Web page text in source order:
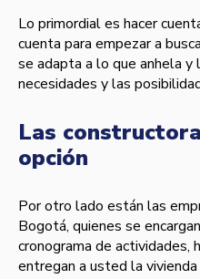
Lo primordial es hacer
cuenta para empezar a
se adapta a lo que anhela y
necesidades y las
Las
opción
Por otro lado están las
Bogotá, quienes se
cronograma de actividades,
entregan a usted la